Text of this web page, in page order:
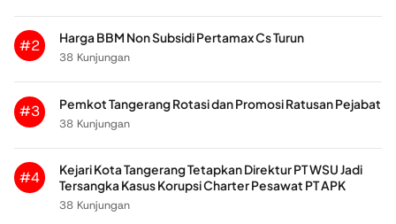
#2
Harga BBM Non Subsidi Pertamax Cs Turun
38 Kunjungan
#3
Pemkot Tangerang Rotasi dan Promosi Ratusan Pejabat
38 Kunjungan
#4
Kejari Kota Tangerang Tetapkan Direktur PT WSU Jadi
Tersangka Kasus Korupsi Charter Pesawat PT APK
38 Kunjungan